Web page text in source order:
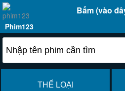
Bấm (vào
Phim123
THỂ LOẠI